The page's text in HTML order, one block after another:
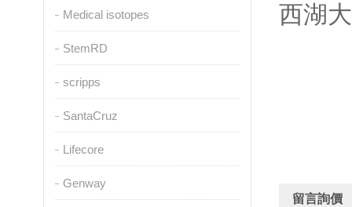
Medical isotopes
StemRD
scripps
SantaCruz
Lifecore
Genway
西湖
留言詢價